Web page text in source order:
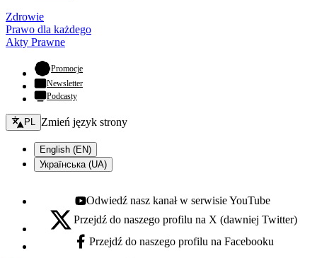
Zdrowie
Prawo dla każdego
Akty Prawne
Promocje- otwiera się w nowej karcie
Newsletter
Podcasty
Zmień język - bieżący:
PL Zmień język strony
English (EN)
Українська (UA)
Youtube - otwiera się w nowej karcie
Odwiedź nasz kanał w serwisie YouTube
X - otwiera się w nowej karcie
Przejdź do naszego profilu na X (dawniej Twitter)
Facebook - otwiera się w nowej karcie
Przejdź do naszego profilu na Facebooku